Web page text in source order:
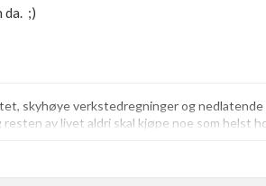
da. ;)
skyhøye verkstedregninger og
av livet aldri skal kjøpe noe som helst